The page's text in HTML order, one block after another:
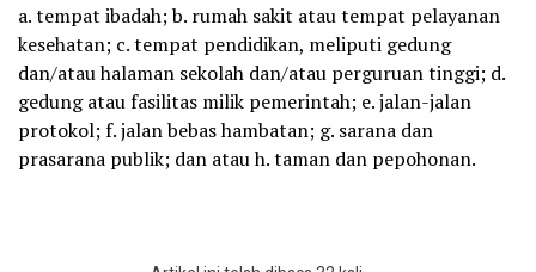
a. tempat ibadah; b. rumah sakit atau tempat pelayanan
kesehatan; c. tempat pendidikan, meliputi gedung
dan/atau halaman sekolah dan/atau perguruan tinggi; d.
gedung atau fasilitas milik pemerintah; e. jalan-jalan
protokol; f. jalan bebas hambatan; g. sarana dan
prasarana publik; dan atau h. taman dan pepohonan.